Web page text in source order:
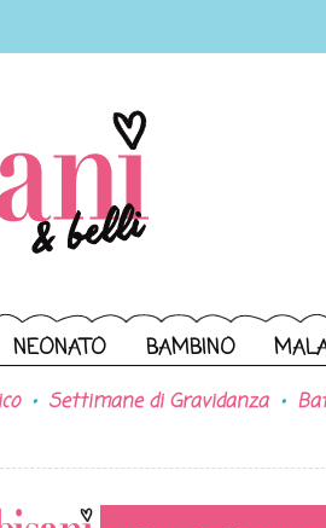
NEONATO BAMBINO
Settimane di Gravidanza